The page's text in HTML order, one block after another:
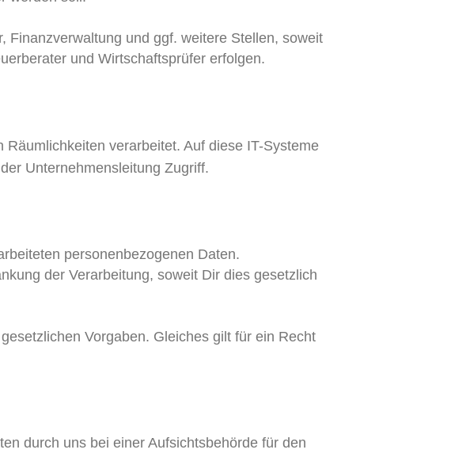
Finanzverwaltung und ggf. weitere Stellen, soweit
und Wirtschaftsprüfer erfolgen.
verarbeitet. Auf diese IT-Systeme
Unternehmensleitung Zugriff.
personenbezogenen Daten.
der Verarbeitung, soweit Dir dies gesetzlich
Vorgaben. Gleiches gilt für ein Recht
durch uns bei einer Aufsichtsbehörde für den